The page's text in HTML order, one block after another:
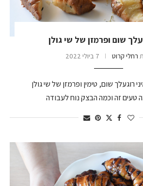
שום ופרמזן של שי גולן
רחלי קרוט 7 ביולי 2022
רוגעלך שום, טימין ופרמזן של שי גולן
טעים זה וכמה הבצק נוח לעבודה